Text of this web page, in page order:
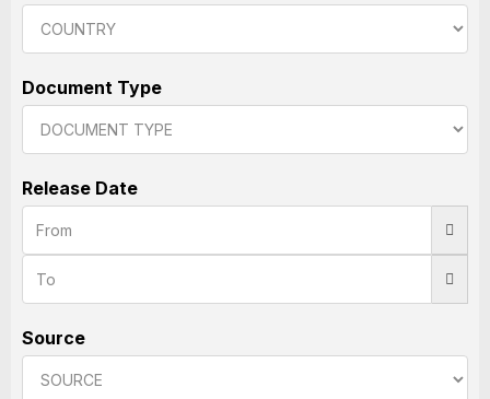
Document Type
Release Date
Source